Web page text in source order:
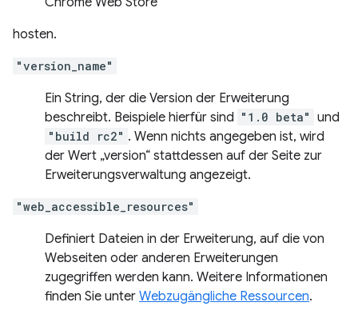
hosten.
"version_name"
Ein String, der die Version der Erweiterung
beschreibt. Beispiele hierfür sind "1.0 beta" und
"build rc2" . Wenn nichts angegeben ist, wird
der Wert „version“ stattdessen auf der Seite zur
Erweiterungsverwaltung angezeigt.
"web_accessible_resources"
Definiert Dateien in der Erweiterung, auf die von
Webseiten oder anderen Erweiterungen
zugegriffen werden kann. Weitere Informationen
finden Sie unter Webzugängliche Ressourcen.